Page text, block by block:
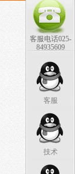
客服电话025-
84935609
客服
技术